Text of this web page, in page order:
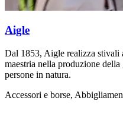
Aigle
Dal 1853, Aigle realizza stivali
maestria nella produzione
persone in natura.
Accessori e borse,